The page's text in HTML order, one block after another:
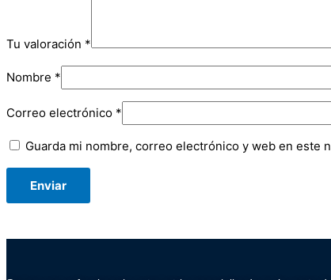
Tu valoración *
Nombre *
Correo electrónico *
Guarda mi nombre, correo electrónico y web en este